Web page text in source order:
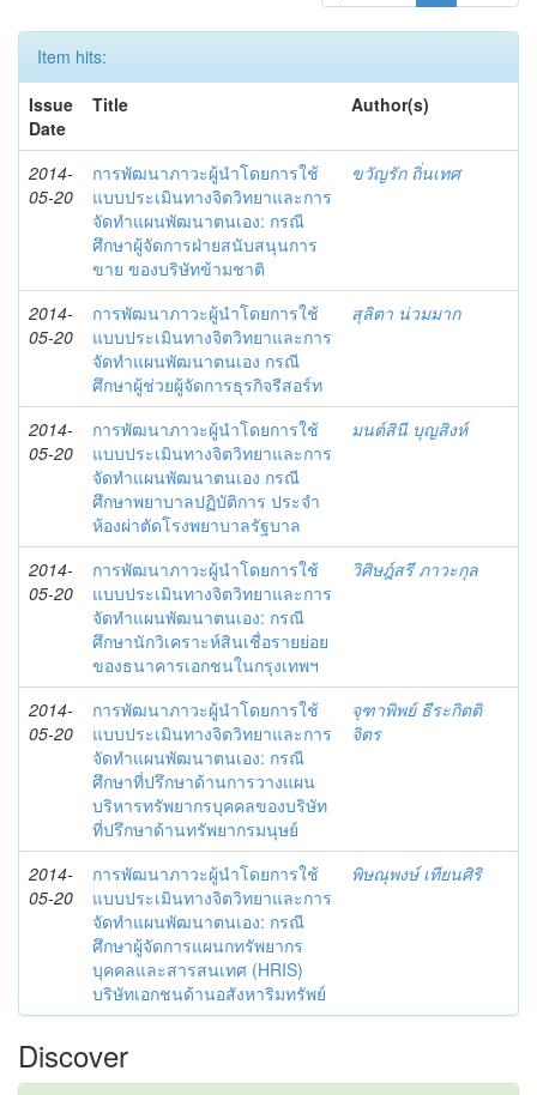
Item hits:
Issue
Date
Title Author(s)
2014-
05-20
การพัฒนาภาวะผู้นำโดยการใช้
แบบประเมินทางจิตวิทยาและการ
จัดทำแผนพัฒนาตนเอง: กรณี
ศึกษาผู้จัดการฝ่ายสนับสนุนการ
ขาย ของบริษัทข้ามชาติ
ขวัญรัก ถิ่นเทศ
2014-
05-20
การพัฒนาภาวะผู้นำโดยการใช้
แบบประเมินทางจิตวิทยาและการ
จัดทำแผนพัฒนาตนเอง กรณี
ศึกษาผู้ช่วยผู้จัดการธุรกิจรีสอร์ท
สุลิตา น่วมมาก
2014-
05-20
การพัฒนาภาวะผู้นำโดยการใช้
แบบประเมินทางจิตวิทยาและการ
จัดทำแผนพัฒนาตนเอง กรณี
ศึกษาพยาบาลปฏิบัติการ ประจำ
ห้องผ่าตัดโรงพยาบาลรัฐบาล
มนต์สินี บุญสิงห์
2014-
05-20
การพัฒนาภาวะผู้นำโดยการใช้
แบบประเมินทางจิตวิทยาและการ
จัดทำแผนพัฒนาตนเอง: กรณี
ศึกษานักวิเคราะห์สินเชื่อรายย่อย
ของธนาคารเอกชนในกรุงเทพฯ
วิศิษฎ์สรี ภาวะกุล
2014-
05-20
การพัฒนาภาวะผู้นำโดยการใช้
แบบประเมินทางจิตวิทยาและการ
จัดทำแผนพัฒนาตนเอง: กรณี
ศึกษาที่ปรึกษาด้านการวางแผน
บริหารทรัพยากรบุคคลของบริษัท
ที่ปรึกษาด้านทรัพยากรมนุษย์
จุฑาพิพย์ ธีระกิตติ
จิตร
2014-
05-20
การพัฒนาภาวะผู้นำโดยการใช้
แบบประเมินทางจิตวิทยาและการ
จัดทำแผนพัฒนาตนเอง: กรณี
ศึกษาผู้จัดการแผนกทรัพยากร
บุคคลและสารสนเทศ (HRIS)
บริษัทเอกชนด้านอสังหาริมทรัพย์
พิษณุพงษ์ เทียนศิริ
Discover